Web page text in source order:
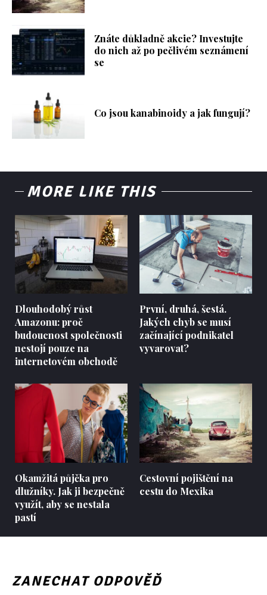
Znáte důkladně akcie? Investujte
do nich až po pečlivém seznámení
se
Co jsou kanabinoidy a jak fungují?
MORE LIKE THIS
Dlouhodobý růst
Amazonu: proč
budoucnost společnosti
nestojí pouze na
internetovém obchodě
První, druhá, šestá.
Jakých chyb se musí
začínající podnikatel
vyvarovat?
Okamžitá půjčka pro
dlužníky. Jak ji bezpečně
využít, aby se nestala
pastí
Cestovní pojištění na
cestu do Mexika
ZANECHAT ODPOVĚĎ